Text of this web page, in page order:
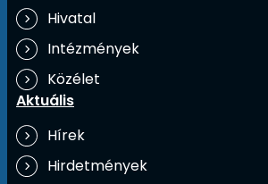
Hivatal
Intézmények
Közélet
Aktuális
Hírek
Hirdetmények